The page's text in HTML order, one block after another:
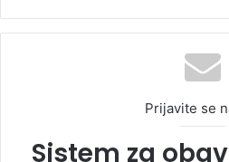
Prijavite se
Sistem za